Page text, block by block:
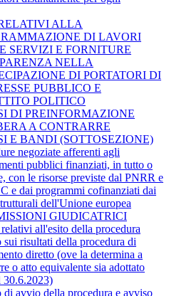
ALLA
DI LAVORI
SERVIZI E FORNITURE
NELLA
DI PORTATORI DI
PUBBLICO E
POLITICO
DI PREINFORMAZIONE
A CONTRARRE
E BANDI (SOTTOSEZIONE)
negoziate afferenti agli
pubblici finanziati, in tutto o
con le risorse previste dal PNRR e
e dai programmi cofinanziati dai
dell'Unione europea
GIUDICATRICI
all'esito della procedura
sui risultati della procedura di
diretto (ove la determina a
o atto equivalente sia adottato
30.6.2023)
di avvio della procedura e avviso